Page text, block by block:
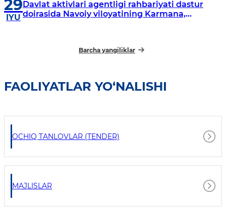
29
IYU
Davlat aktivlari agentligi rahbariyati dastur
doirasida Navoiy viloyatining Karmana,
Barcha yangiliklar
FAOLIYATLAR YO‘NALISHI
OCHIQ TANLOVLAR (TENDER)
MAJLISLAR